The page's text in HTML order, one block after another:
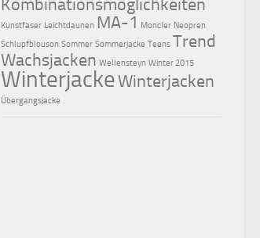
Kombinationsmöglichkeiten
Kunstfaser Leichtdaunen MA-1 Moncler Neopren
Schlupfblouson Sommer Sommerjacke Teens Trend
Wachsjacken Wellensteyn Winter 2015
WinterjackeWinterjacken
Übergangsjacke